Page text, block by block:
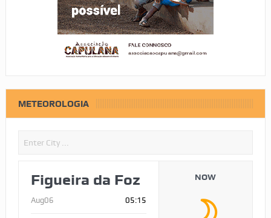
METEOROLOGIA
Figueira da Foz
Aug06 05:15
NOW